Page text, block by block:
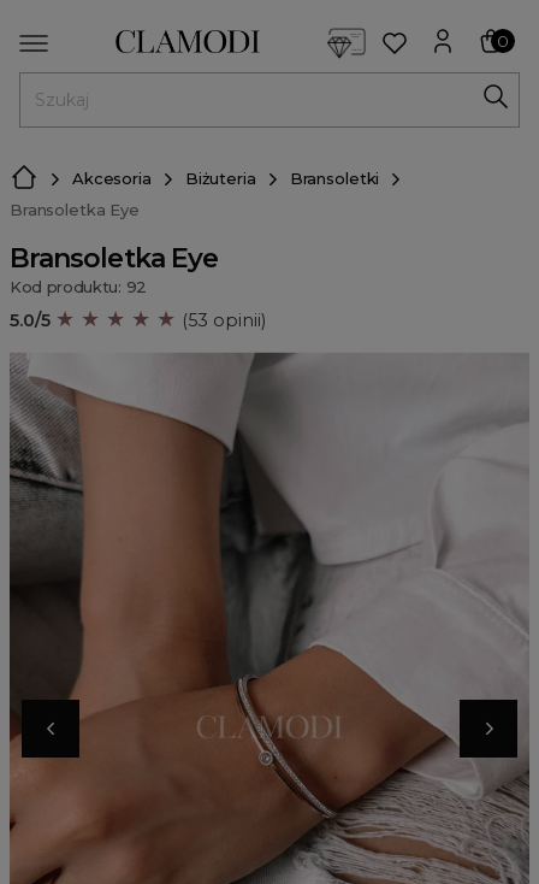
0
Akcesoria Biżuteria
Bransoletki
Bransoletka Eye
Bransoletka Eye
Kod produktu: 92
5.0/5 ★ ★ ★ ★ ★ (53 opinii)